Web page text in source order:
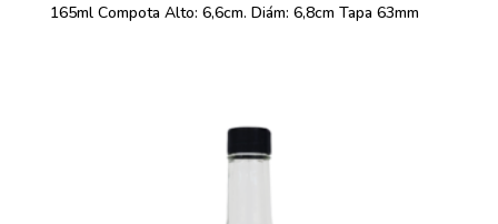
165ml Compota Alto: 6,6cm. Diám: 6,8cm Tapa 63mm